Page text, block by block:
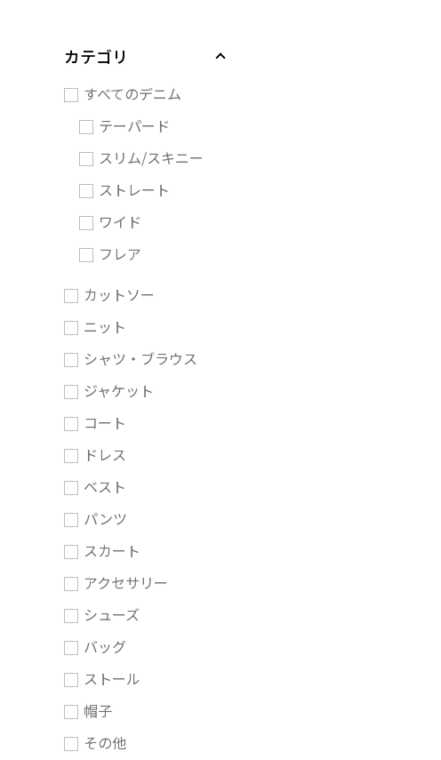
カテゴリ
すべてのデニム
テーパード
スリム/スキニー
ストレート
ワイド
フレア
カットソー
ニット
シャツ・ブラウス
ジャケット
コート
ドレス
ベスト
パンツ
スカート
アクセサリー
シューズ
バッグ
ストール
帽子
その他